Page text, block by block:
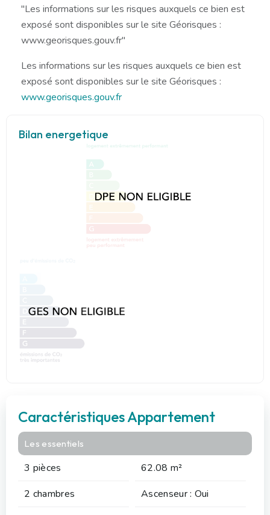
"Les informations sur les risques auxquels ce bien est
exposé sont disponibles sur le site Géorisques :
www.georisques.gouv.fr"
Les informations sur les risques auxquels ce bien est
exposé sont disponibles sur le site Géorisques :
www.georisques.gouv.fr
Bilan energetique
Caractéristiques Appartement
Les essentiels
3 pièces
62.08 m²
2 chambres
Ascenseur : Oui